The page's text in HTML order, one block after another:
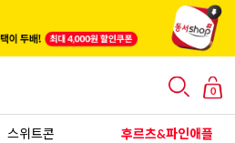
0
스위트콘 후르츠&파인애플